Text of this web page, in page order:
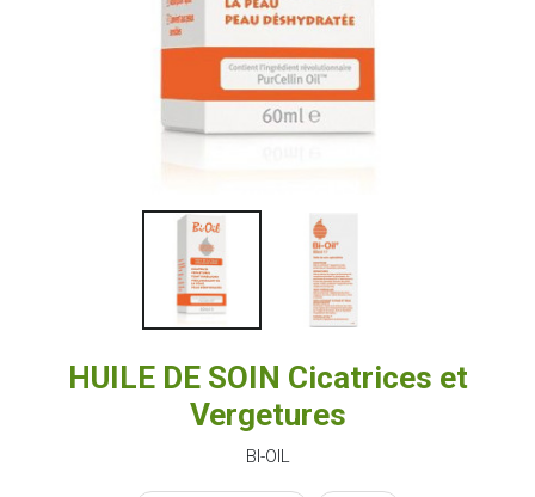
HUILE DE SOIN Cicatrices et
Vergetures
BI-OIL